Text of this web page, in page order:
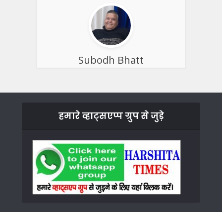
Subodh Bhatt
हमारे व्हाट्सएप्प ग्रुप से जुड़े